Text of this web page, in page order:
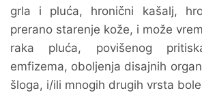
grla i pluća, hronični kašalj,
prerano starenje kože, i može
raka pluća, povišenog
emfizema, oboljenja disajnih
šloga, i/ili mnogih drugih vrsta